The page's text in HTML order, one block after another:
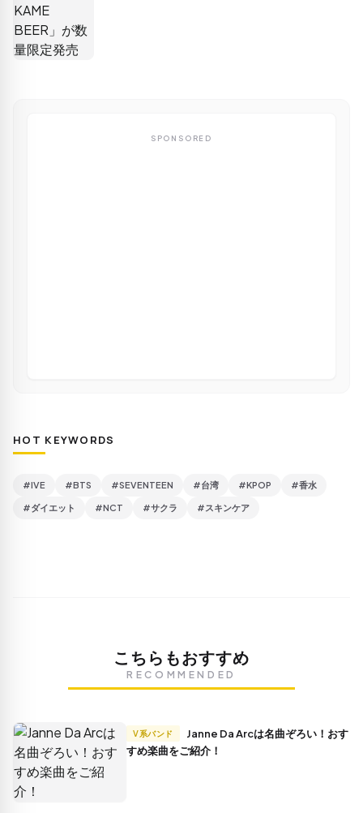
SPONSORED
HOT KEYWORDS
#IVE #BTS #SEVENTEEN #台湾 #KPOP #香水
#ダイエット #NCT #サクラ #スキンケア
こちらもおすすめ
RECOMMENDED
V系バンド
すめ楽曲をご紹介！